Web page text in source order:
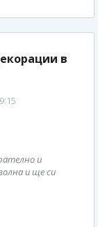
в
и
и ще си